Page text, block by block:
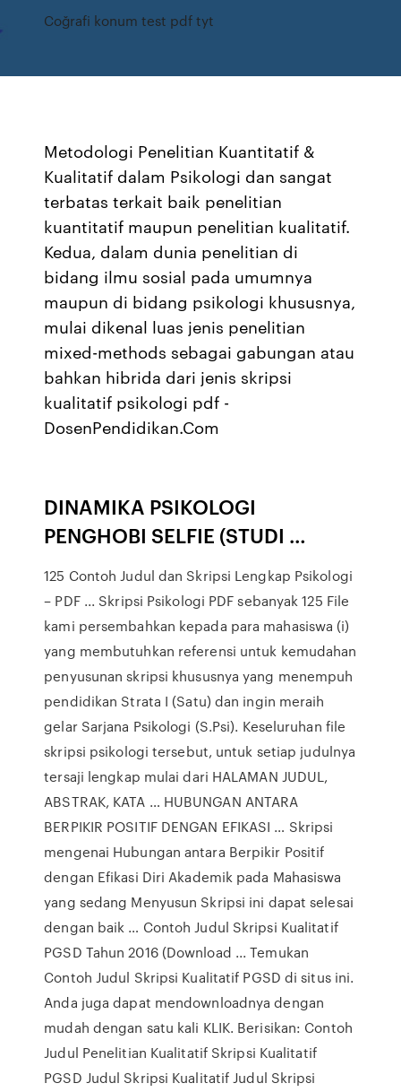
Coğrafi konum test pdf tyt
Metodologi Penelitian Kuantitatif &
Kualitatif dalam Psikologi dan sangat
terbatas terkait baik penelitian
kuantitatif maupun penelitian kualitatif.
Kedua, dalam dunia penelitian di
bidang ilmu sosial pada umumnya
maupun di bidang psikologi khususnya,
mulai dikenal luas jenis penelitian
mixed-methods sebagai gabungan atau
bahkan hibrida dari jenis skripsi
kualitatif psikologi pdf -
DosenPendidikan.Com
DINAMIKA PSIKOLOGI
PENGHOBI SELFIE (STUDI …
125 Contoh Judul dan Skripsi Lengkap Psikologi
– PDF ... Skripsi Psikologi PDF sebanyak 125 File
kami persembahkan kepada para mahasiswa (i)
yang membutuhkan referensi untuk kemudahan
penyusunan skripsi khususnya yang menempuh
pendidikan Strata I (Satu) dan ingin meraih
gelar Sarjana Psikologi (S.Psi). Keseluruhan file
skripsi psikologi tersebut, untuk setiap judulnya
tersaji lengkap mulai dari HALAMAN JUDUL,
ABSTRAK, KATA … HUBUNGAN ANTARA
BERPIKIR POSITIF DENGAN EFIKASI … Skripsi
mengenai Hubungan antara Berpikir Positif
dengan Efikasi Diri Akademik pada Mahasiswa
yang sedang Menyusun Skripsi ini dapat selesai
dengan baik … Contoh Judul Skripsi Kualitatif
PGSD Tahun 2016 (Download ... Temukan
Contoh Judul Skripsi Kualitatif PGSD di situs ini.
Anda juga dapat mendownloadnya dengan
mudah dengan satu kali KLIK. Berisikan: Contoh
Judul Penelitian Kualitatif Skripsi Kualitatif
PGSD Judul Skripsi Kualitatif Judul Skripsi